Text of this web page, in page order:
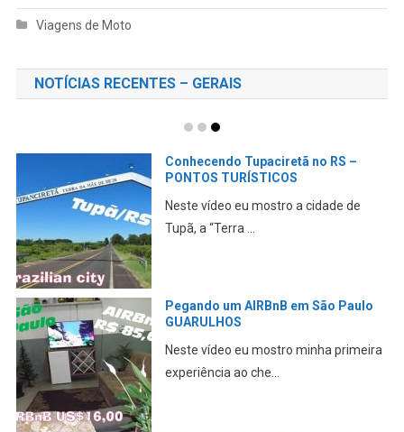
Viagens de Moto
NOTÍCIAS RECENTES – GERAIS
Mochilão em São Paulo –
LIBERDADE, IBIRAPUERA,
GUARULHOS, REPÚBLICA
Mais uma viagem fantástica a Dão
ONBOARD Lajeado e Serra de Pouso
Novo no RS
Pegar a estrada é sempre fantástico.
Confira este lindo...